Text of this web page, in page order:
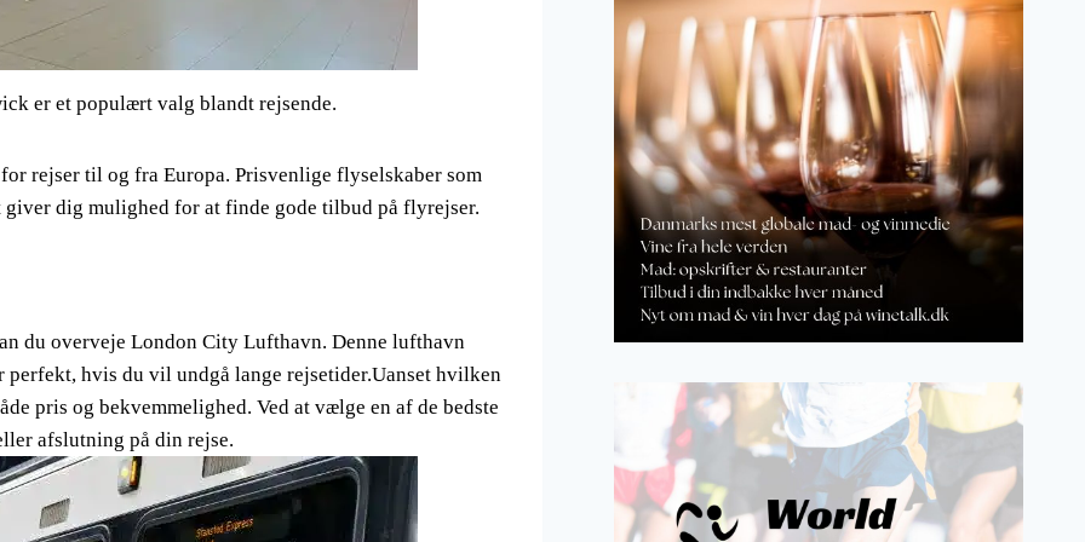
er et populært valg blandt rejsende.
rejser til og fra Europa. Prisvenlige flyselskaber som
dig mulighed for at finde gode tilbud på flyrejser.
du overveje London City Lufthavn. Denne lufthavn
hvis du vil undgå lange rejsetider.Uanset hvilken
pris og bekvemmelighed. Ved at vælge en af de bedste
afslutning på din rejse.